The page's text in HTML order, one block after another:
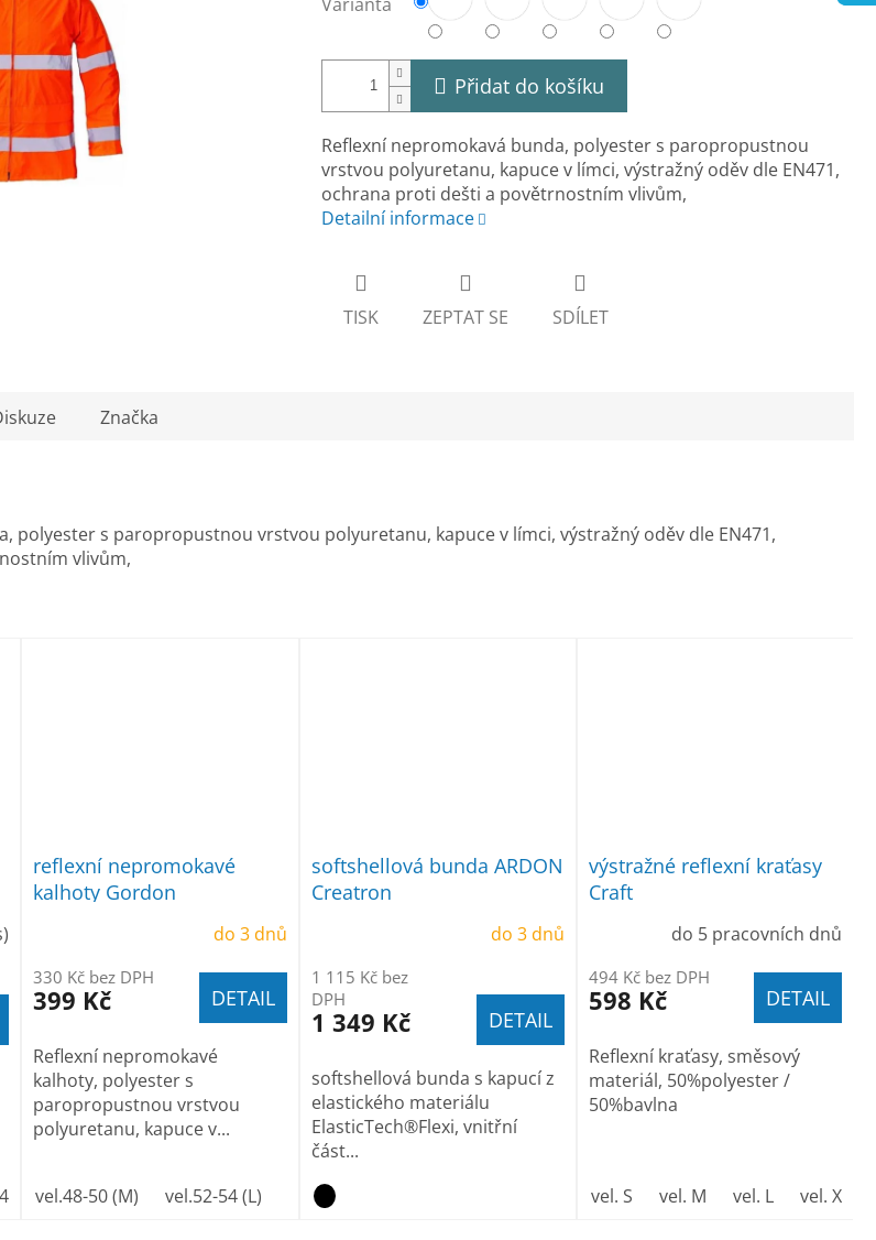
Přidat do košíku
Reflexní nepromokavá bunda, polyester s paropropustnou
vrstvou polyuretanu, kapuce v límci, výstražný oděv dle EN471,
ochrana proti dešti a povětrnostním vlivům,
Detailní informace
TISK ZEPTAT SE SDÍLET
Značka
polyester s paropropustnou vrstvou polyuretanu, kapuce v límci, výstražný oděv dle EN471,
vlivům,
45 46 47
reflexní nepromokavé
kalhoty Gordon
do 3 dnů
330 Kč bez DPH
399 Kč DETAIL
Reflexní nepromokavé
kalhoty, polyester s
paropropustnou vrstvou
polyuretanu, kapuce v...
vel.48-50 (M) vel.52-54 (L) vel.56-58 (XL) vel.64-66 (XXXL)
softshellová bunda ARDON
Creatron
do 3 dnů
1 115 Kč bez
DPH
1 349 Kč DETAIL
softshellová bunda s kapucí z
elastického materiálu
ElasticTech®Flexi, vnitřní
část...
výstražné reflexní kraťasy
Craft
do 5 pracovních dnů
494 Kč bez DPH
598 Kč DETAIL
Reflexní kraťasy, směsový
materiál, 50%polyester /
50%bavlna
vel. S vel. M vel. L vel. XL